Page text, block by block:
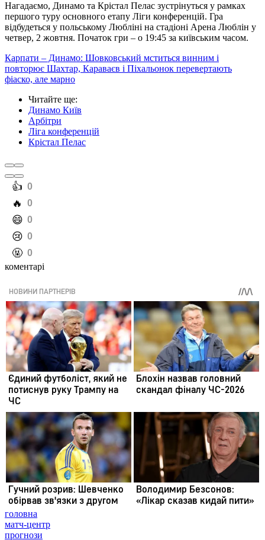
Нагадаємо, Динамо та Крістал Пелас зустрінуться у рамках
першого туру основного етапу Ліги конференцій. Гра
відбудеться у польському Любліні на стадіоні Арена Люблін у
четвер, 2 жовтня. Початок гри – о 19:45 за київським часом.
Карпати – Динамо: Шовковський мститься винним і
повторює Шахтар, Караваєв і Піхальонок перевертають
фіаско, але марно
Читайте ще:
Динамо Київ
Арбітри
Ліга конференцій
Крістал Пелас
️👍 0
️🔥 0
️😄 0
️😢 0
️🤬 0
коментарі
головна
матч-центр
прогнози